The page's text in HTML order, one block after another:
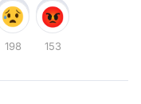
198 153